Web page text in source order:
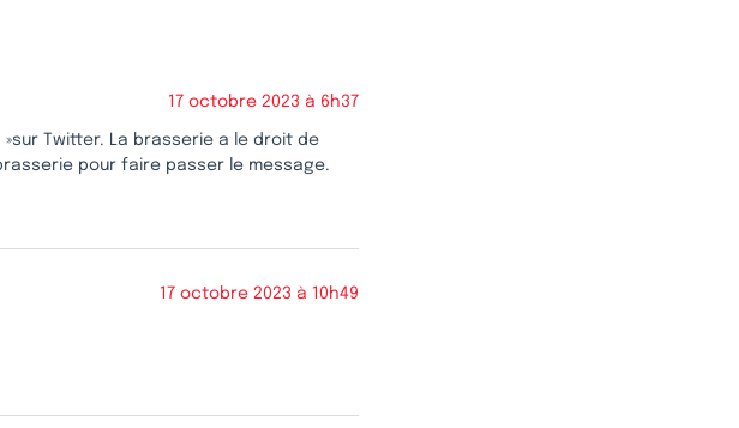
17 octobre 2023 à 6h37
»sur Twitter. La brasserie a le droit de
pour faire passer le message.
17 octobre 2023 à 10h49